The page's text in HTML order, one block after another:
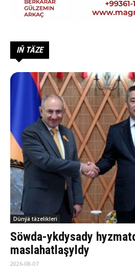
IŇ TÄZE
Dünýä täzelikleri
Söwda-ykdysady
maslahatlaşyldy
2026-08-07